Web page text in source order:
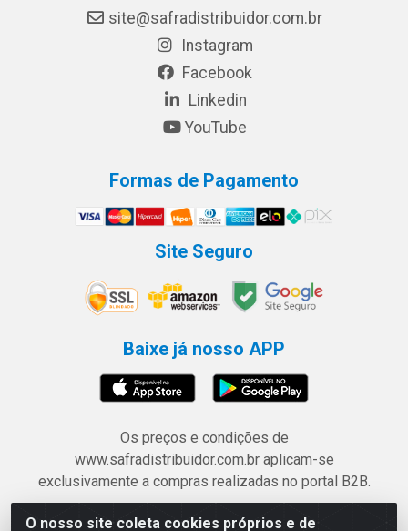
O nosso site coleta cookies próprios e de
site@safradistribuidor.com.br
Instagram
Facebook
Linkedin
YouTube
Formas de Pagamento
Site Seguro
Baixe já nosso APP
Os preços e condições de
www.safradistribuidor.com.br aplicam-se
exclusivamente a compras realizadas no portal B2B.